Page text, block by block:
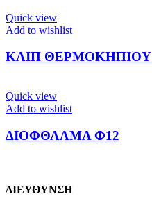
Quick view
Add to wishlist
ΚΛΙΠ ΘΕΡΜΟΚΗΠΙΟΥ
Quick view
Add to wishlist
ΔΙΟΦΘΑΛΜΑ Φ12
ΔΙΕΥΘΥΝΣΗ